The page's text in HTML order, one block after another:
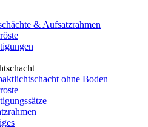
& Aufsatzrahmen
ohne Boden